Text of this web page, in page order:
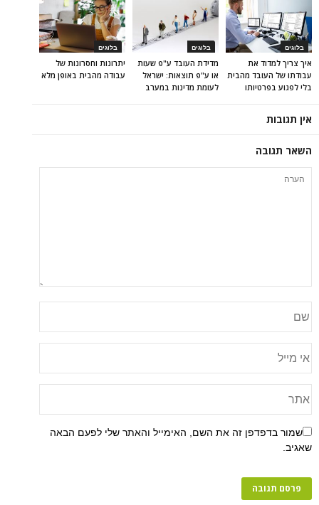
בלוגים
יתרונות וחסרונות של
עבודה מהבית באופן מלא
בלוגים
מדידת העובד ע"פ שעות
או ע"פ תוצאות: ישראל
לעומת מדינות במערב
בלוגים
איך צריך למדוד את
עבודתו של העובד מהבית
בלי לפגוע בפרטיותו
אין תגובות
השאר תגובה
שמור בדפדפן זה את השם, האימייל והאתר שלי לפעם הבאה
שאגיב.